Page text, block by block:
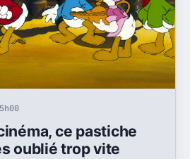
ce pastiche
oublié trop vite